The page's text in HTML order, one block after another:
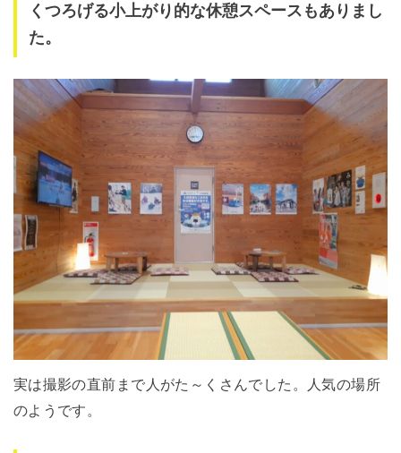
くつろげる小上がり的な休憩スペースもありまし
た。
実は撮影の直前まで人がた～くさんでした。人気の場所
のようです。